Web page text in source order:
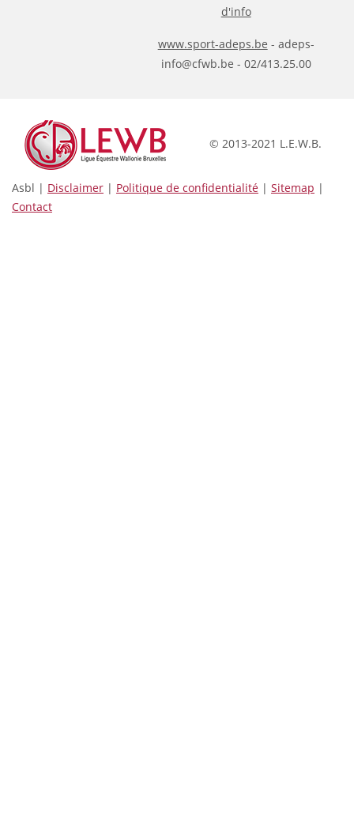
d'info
www.sport-adeps.be - adeps-
info@cfwb.be - 02/413.25.00
© 2013-2021 L.E.W.B.
Asbl | Disclaimer | Politique de confidentialité | Sitemap |
Contact